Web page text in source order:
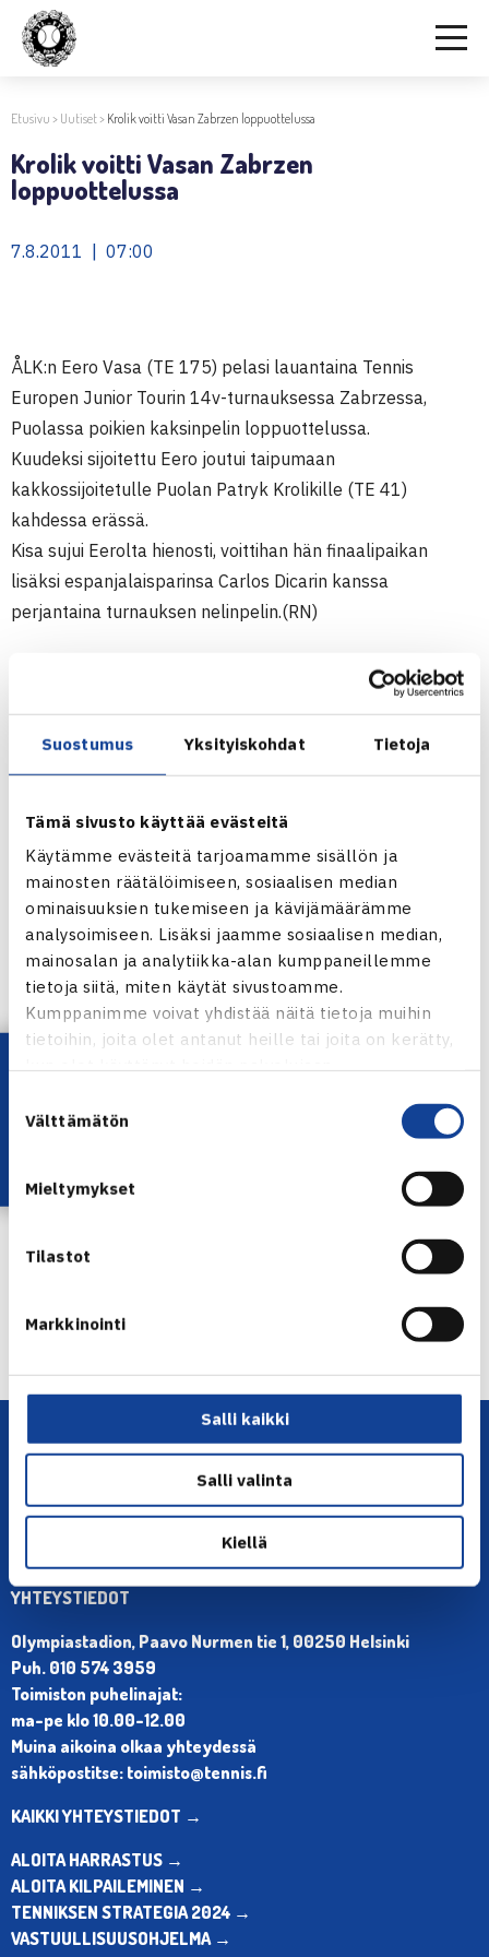
Suostumus Yksityiskohdat Tietoja
Tämä sivusto käyttää evästeitä
Käytämme evästeitä tarjoamamme sisällön ja
mainosten räätälöimiseen, sosiaalisen median
ominaisuuksien tukemiseen ja kävijämäärämme
analysoimiseen. Lisäksi jaamme sosiaalisen median,
mainosalan ja analytiikka-alan kumppaneillemme
tietoja siitä, miten käytät sivustoamme.
Kumppanimme voivat yhdistää näitä tietoja muihin
tietoihin, joita olet antanut heille tai joita on kerätty,
valinta
Välttämätön
Mieltymykset
Tilastot
Markkinointi
Salli kaikki
Salli valinta
Kiellä
Etusivu > Uutiset> Krolik voitti Vasan Zabrzen loppuottelussa
Krolik voitti Vasan Zabrzen
loppuottelussa
7.8.2011 | 07:00
ÅLK:n Eero Vasa (TE 175) pelasi lauantaina Tennis
Europen Junior Tourin 14v-turnauksessa Zabrzessa,
Puolassa poikien kaksinpelin loppuottelussa.
Kuudeksi sijoitettu Eero joutui taipumaan
kakkossijoitetulle Puolan Patryk Krolikille (TE 41)
kahdessa erässä.
Kisa sujui Eerolta hienosti, voittihan hän finaalipaikan
lisäksi espanjalaisparinsa Carlos Dicarin kanssa
perjantaina turnauksen nelinpelin.(RN)
61
Nelinpeli
Loppuottelu: Carlos Divar Espanja/Eero Vasa – Piotr
Matuszewski/Konrad Slowik Puola 46 62 [12-10]
Zabrzen TE14-turnaus verkossa
Jaa:
Seuraava uutinen: Niklas-Salmiselle tappio
Lataa OmaTennis!
YHTEYSTIEDOT
Olympiastadion, Paavo Nurmen tie 1, 00250 Helsinki
Puh. 010 574 3959
Toimiston puhelinajat:
ma-pe klo 10.00-12.00
Muina aikoina olkaa yhteydessä
sähköpostitse: toimisto@tennis.fi
KAIKKI YHTEYSTIEDOT →
ALOITA HARRASTUS →
ALOITA KILPAILEMINEN →
TENNIKSEN STRATEGIA 2024 →
VASTUULLISUUSOHJELMA →